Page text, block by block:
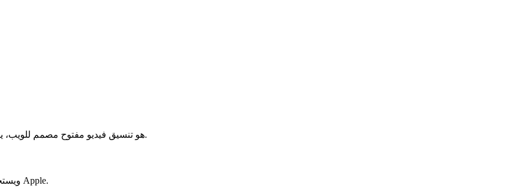
WebM هو تنسيق فيديو مفتوح مصمم للويب، يوفر ضغطًا فعالًا للبث ويدعمه معظم المتصفحات الحديثة.
M4V هو تنسيق حاوية فيديو قريب من MP4، ويستخدم غالبًا في أجهزة Apple.